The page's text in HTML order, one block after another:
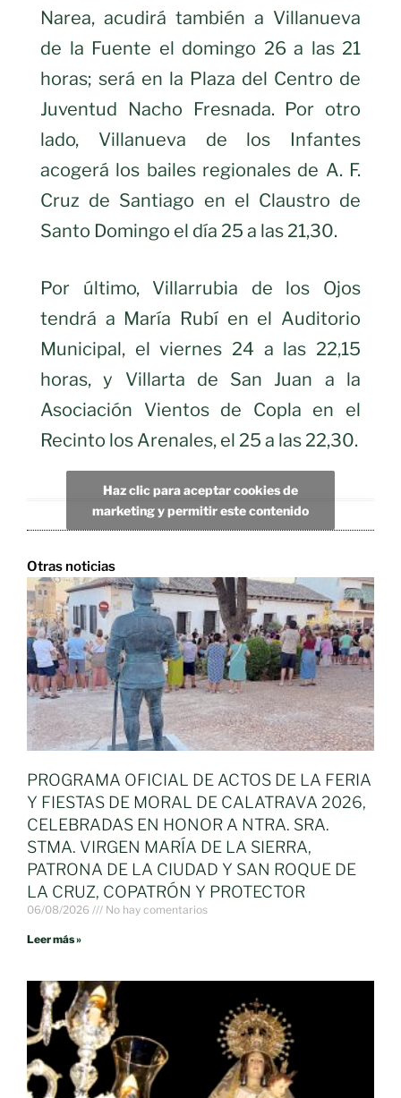
Narea, acudirá también a Villanueva
de la Fuente el domingo 26 a las 21
horas; será en la Plaza del Centro de
Juventud Nacho Fresnada. Por otro
lado, Villanueva de los Infantes
acogerá los bailes regionales de A. F.
Cruz de Santiago en el Claustro de
Santo Domingo el día 25 a las 21,30.
Por último, Villarrubia de los Ojos
tendrá a María Rubí en el Auditorio
Municipal, el viernes 24 a las 22,15
horas, y Villarta de San Juan a la
Asociación Vientos de Copla en el
Recinto los Arenales, el 25 a las 22,30.
Haz clic para aceptar cookies de
marketing y permitir este contenido
Otras noticias
PROGRAMA OFICIAL DE ACTOS DE LA FERIA
Y FIESTAS DE MORAL DE CALATRAVA 2026,
CELEBRADAS EN HONOR A NTRA. SRA.
STMA. VIRGEN MARÍA DE LA SIERRA,
PATRONA DE LA CIUDAD Y SAN ROQUE DE
LA CRUZ, COPATRÓN Y PROTECTOR
06/08/2026 No hay comentarios
Leer más »